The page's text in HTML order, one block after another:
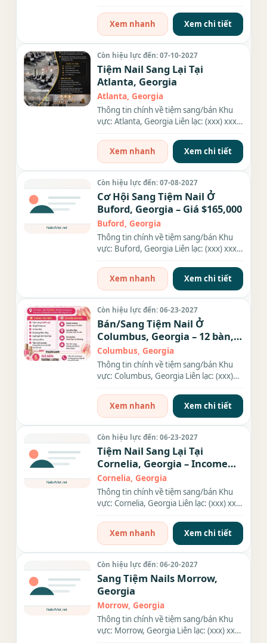
Xem nhanh
Xem chi tiết
Còn hiệu lực đến: 07-10-2027
Tiệm Nail Sang Lại Tại
Atlanta, Georgia
Atlanta, Georgia
Thông tin chính về tiệm sang/bán Khu
vực: Atlanta, Georgia Liên lạc: (xxx) xxx-
Xem nhanh
Xem chi tiết
Còn hiệu lực đến: 07-08-2027
Cơ Hội Sang Tiệm Nail Ở
Buford, Georgia – Giá $165,000
Buford, Georgia
Thông tin chính về tiệm sang/bán Khu
vực: Buford, Georgia Liên lạc: (xxx) xxx-
Xem nhanh
Xem chi tiết
Còn hiệu lực đến: 06-23-2027
Bán/Sang Tiệm Nail Ở
Columbus, Georgia – 12 bàn,
15 ghế
Columbus, Georgia
Thông tin chính về tiệm sang/bán Khu
vực: Columbus, Georgia Liên lạc: (xxx)
Xem nhanh
Xem chi tiết
Còn hiệu lực đến: 06-23-2027
Tiệm Nail Sang Lại Tại
Cornelia, Georgia – Income
$18K
Cornelia, Georgia
Thông tin chính về tiệm sang/bán Khu
vực: Cornelia, Georgia Liên lạc: (xxx) xxx-
Xem nhanh
Xem chi tiết
Còn hiệu lực đến: 06-20-2027
Sang Tiệm Nails Morrow,
Georgia
Morrow, Georgia
Thông tin chính về tiệm sang/bán Khu
vực: Morrow, Georgia Liên lạc: (xxx) xxx-